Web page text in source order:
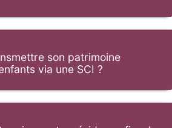
son patrimoine
via une SCI ?